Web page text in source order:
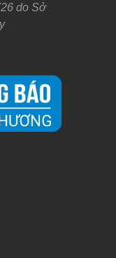
do Sở